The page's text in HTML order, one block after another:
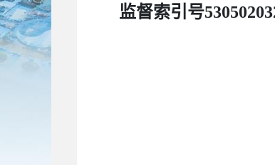
监督索引号